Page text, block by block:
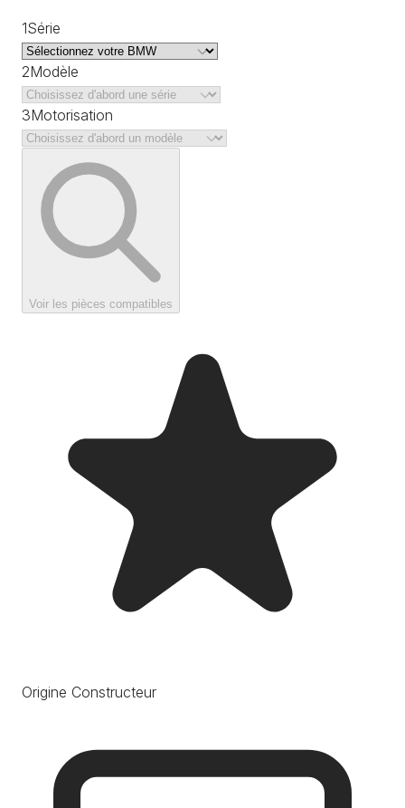
1Série
2Modèle
3Motorisation
Voir les pièces compatibles
Origine Constructeur